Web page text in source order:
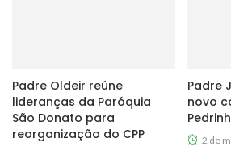
Padre Oldeir reúne
lideranças da Paróquia
São Donato para
reorganização do CPP
Padre
novo
2 de